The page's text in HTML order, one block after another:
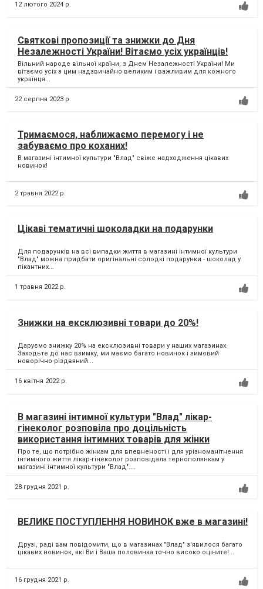
12 лютого 2024 р.
Святкові пропозиції та знижки до Дня
Незалежності України! Вітаємо усіх українців!
Вільний народе вільної країни, з Днем Незалежності України! Ми
вітаємо усіх з цим надзвичайно великим і важливим для кожного
українця...
22 серпня 2023 р.
Тримаємося, наближаємо перемогу і не
забуваємо про коханих!
В магазині інтимної культури "Влад" свіже надходження цікавих
новинок!
2 травня 2022 р.
Цікаві тематичні шоколадки на подарунки
Для подарунків на всі випадки життя в магазині інтимної культури
"Влад" можна придбати оригінальні солодкі подарунки - шоколад у
пікантних...
1 травня 2022 р.
Знижки на ексклюзивні товари до 20%!
Даруємо знижку 20% на ексклюзивні товари у наших магазинах.
Заходьте до нас взимку, ми маємо багато новинок і зимовий
новорічно-різдвяний...
16 квітня 2022 р.
В магазині інтимної культури "Влад" лікар-
гінеколог розповіла про доцільність
використання інтимних товарів для жінки
Про те, що потрібно жінкам для впевненості і для урізноманітнення
інтимного життя лікар-гінеколог розповідала тернополянкам у
магазині інтимної культури "Влад"....
28 грудня 2021 р.
ВЕЛИКЕ ПОСТУПЛЕННЯ НОВИНОК вже в магазині!
Друзі, раді вам повідомити, що в магазинах "Влад" з'явилося багато
цікавих новинок, які Ви і Ваша половинка точно високо оціните!...
16 грудня 2021 р.